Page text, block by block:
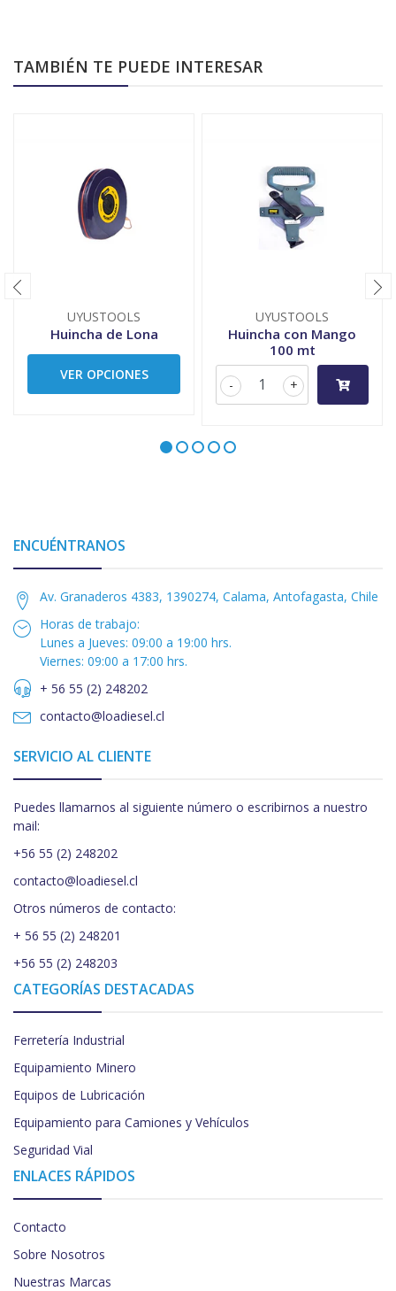
TAMBIÉN TE PUEDE INTERESAR
UYUSTOOLS
Huincha de Lona
VER OPCIONES
UYUSTOOLS
Huincha con Mango
100 mt
+
-
ENCUÉNTRANOS
Av. Granaderos 4383, 1390274, Calama, Antofagasta, Chile
Horas de trabajo:
Lunes a Jueves: 09:00 a 19:00 hrs.
Viernes: 09:00 a 17:00 hrs.
+ 56 55 (2) 248202
contacto@loadiesel.cl
SERVICIO AL CLIENTE
Puedes llamarnos al siguiente número o escribirnos a nuestro
mail:
+56 55 (2) 248202
contacto@loadiesel.cl
Otros números de contacto:
+ 56 55 (2) 248201
+56 55 (2) 248203
CATEGORÍAS DESTACADAS
Ferretería Industrial
Equipamiento Minero
Equipos de Lubricación
Equipamiento para Camiones y Vehículos
Seguridad Vial
ENLACES RÁPIDOS
Contacto
Sobre Nosotros
Nuestras Marcas